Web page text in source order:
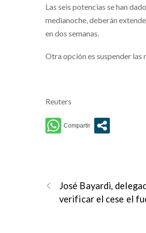
Las seis potencias se han
medianoche, deberán
en dos semanas.
Otra opción es suspender las
Reuters
José Bayardi,
verificar el cese el